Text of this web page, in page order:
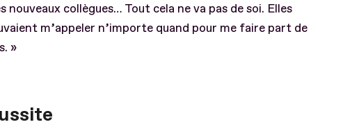
nouveaux collègues… Tout cela ne va pas de soi. Elles
m’appeler n’importe quand pour me faire part de
»